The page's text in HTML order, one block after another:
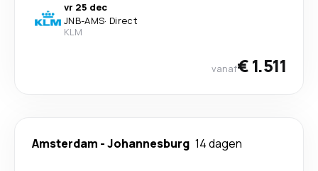
vr 25 dec
JNB-AMS· Direct
KLM
vanaf€ 1.511
Amsterdam -Johannesburg 14 dagen